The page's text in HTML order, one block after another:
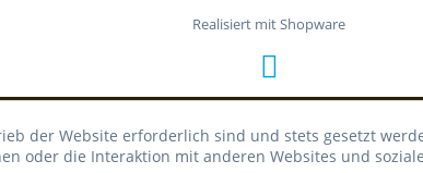
Realisiert mit Shopware
der Website erforderlich sind und stets gesetzt
oder die Interaktion mit anderen Websites und